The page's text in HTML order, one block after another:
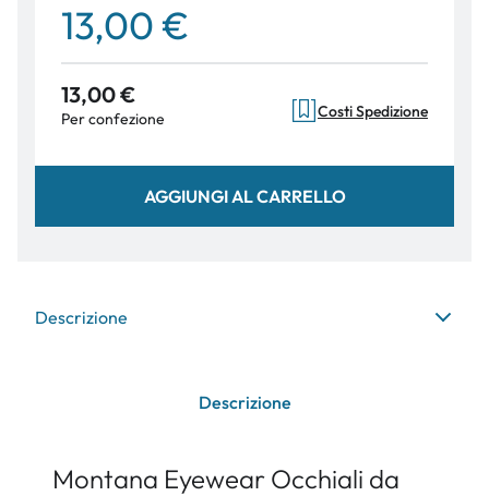
13,00 €
13,00 €
Per confezione Costi Spedizione
AGGIUNGI AL CARRELLO
Descrizione
Descrizione
Montana Eyewear Occhiali da